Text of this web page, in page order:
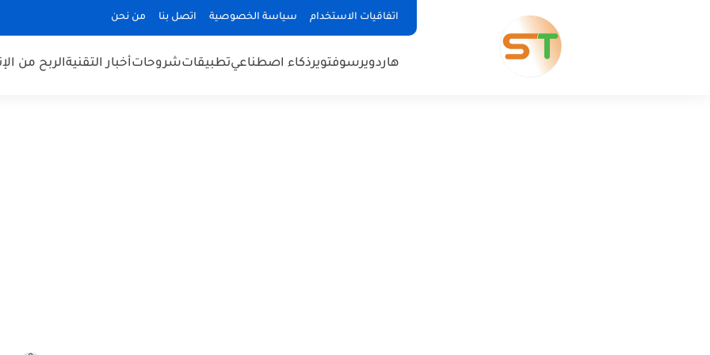
اتفاقيات الاستخدام سياسة الخصوصية اتصل بنا من نحن
هاردويرسوفتويرذكاء اصطناعيتطبيقاتشروحاتأخبار التقنيةالربح من